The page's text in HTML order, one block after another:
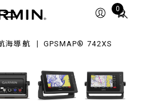
0
Total
海導航 GPSMAP® 742XS